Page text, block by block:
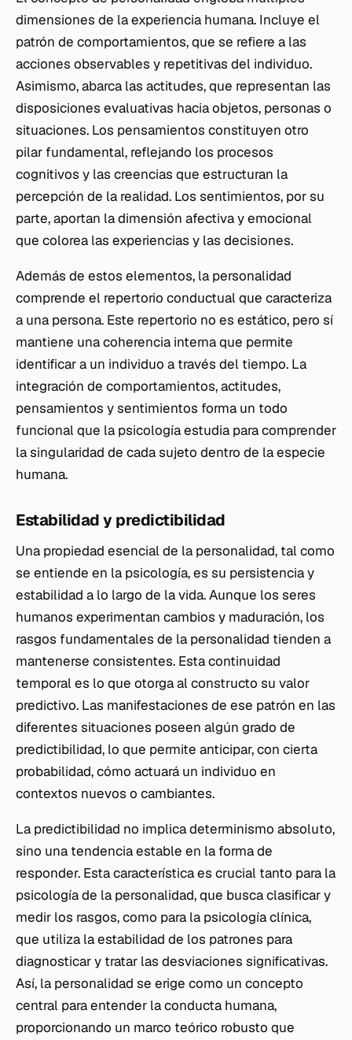
dimensiones de la experiencia humana. Incluye el
patrón de comportamientos, que se refiere a las
acciones observables y repetitivas del individuo.
Asimismo, abarca las actitudes, que representan las
disposiciones evaluativas hacia objetos, personas o
situaciones. Los pensamientos constituyen otro
pilar fundamental, reflejando los procesos
cognitivos y las creencias que estructuran la
percepción de la realidad. Los sentimientos, por su
parte, aportan la dimensión afectiva y emocional
que colorea las experiencias y las decisiones.
Además de estos elementos, la personalidad
comprende el repertorio conductual que caracteriza
a una persona. Este repertorio no es estático, pero sí
mantiene una coherencia interna que permite
identificar a un individuo a través del tiempo. La
integración de comportamientos, actitudes,
pensamientos y sentimientos forma un todo
funcional que la psicología estudia para comprender
la singularidad de cada sujeto dentro de la especie
humana.
Estabilidad y predictibilidad
Una propiedad esencial de la personalidad, tal como
se entiende en la psicología, es su persistencia y
estabilidad a lo largo de la vida. Aunque los seres
humanos experimentan cambios y maduración, los
rasgos fundamentales de la personalidad tienden a
mantenerse consistentes. Esta continuidad
temporal es lo que otorga al constructo su valor
predictivo. Las manifestaciones de ese patrón en las
diferentes situaciones poseen algún grado de
predictibilidad, lo que permite anticipar, con cierta
probabilidad, cómo actuará un individuo en
contextos nuevos o cambiantes.
La predictibilidad no implica determinismo absoluto,
sino una tendencia estable en la forma de
responder. Esta característica es crucial tanto para la
psicología de la personalidad, que busca clasificar y
medir los rasgos, como para la psicología clínica,
que utiliza la estabilidad de los patrones para
diagnosticar y tratar las desviaciones significativas.
Así, la personalidad se erige como un concepto
central para entender la conducta humana,
proporcionando un marco teórico robusto que